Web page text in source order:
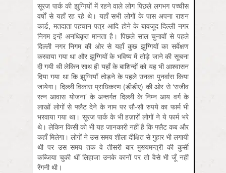
सूरज पार्क की झुग्गियों में रहने वाले लोग पिछले लगभग पच्चीस
वर्षों से यहाँ रह रहे थे। यहाँ सभी लोगों के पास अपना राशन
कार्ड, मतदाता पहचान-पत्र आदि होने के बावजूद दिल्ली नगर
निगम इन्हें अनधिकृत मानता है। पिछले साल चुनावों से पहले
दिल्ली नगर निगम की ओर से यहाँ कुछ झुग्गियों का सर्वेक्षण
करवाया गया था और झुग्गियों के भविष्य में तोड़े जाने की सूचना
दी गयी थी लेकिन साथ ही यहाँ के बाशिन्दों को यह भी आश्वासन
दिया गया था कि झुग्गियाँ तोड़ने के पहले उनका पुनर्वास किया
जायेगा। दिल्ली विकास प्राधिकरण (डीडीए) की ओर से ‘राजीव
रत्न आवास योजना’ के अन्तर्गत दिल्ली के निम्न आय वर्ग के
लाखों लोगों से फ्लैट देने के नाम पर सौ-सौ रुपये का फार्म भी
भरवाया गया था। सूरज पार्क के भी हज़ारों लोगों ने ये फार्म भरे
थे। लेकिन किसी को भी यह जानकारी नहीं है कि फ्लैट कब और
कहाँ मिलेगा। लोगों ने उस समय शीला दीक्षित से गुहार भी लगायी
थी पर उस समय तक वे तीसरी बार मुख्यमन्त्री की कुर्सी
कब्जिया चुकी थीं लिहाजा उनके कानों पर तो वैसे भी जूँ नहीं
रेंगनी थी।